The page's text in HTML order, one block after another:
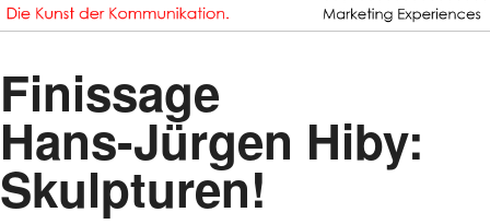
Finissage
Hans-Jürgen Hiby:
Skulpturen!